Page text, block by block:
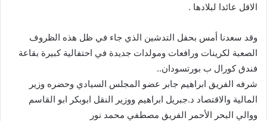
الاقل عائدا لبلادها .
وقد سعدنا أمس بحفل التدشين الذي جاء في ظل هذه الظروف
الصعبة لكرينات ورافعات ومولدات جديدة في احتفالية كبيرة بقاعة
فندق كورال ب بورتسودان..
شرفه الفريق ابراهيم جابر عضو المجلس السيادي وحضره وزير
المالية والاقتصاد د.جبريل ابراهيم ووزير النقل ابوبكر ابو القاسم
ووالي البحر الأحمر الفريق مصطفي محمد نور